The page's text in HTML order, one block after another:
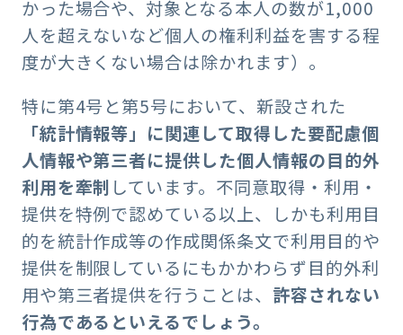
かった場合や、対象となる本人の数が1,000
人を超えないなど個人の権利利益を害する程
度が大きくない場合は除かれます）。
特に第4号と第5号において、新設された
「統計情報等」に関連して取得した要配慮個
人情報や第三者に提供した個人情報の目的外
利用を牽制 しています。不同意取得・利用・
提供を特例で認めている以上、しかも利用目
的を統計作成等の作成関係条文で利用目的や
提供を制限しているにもかかわらず目的外利
用や第三者提供を行うことは、 許容されない
行為であるといえるでしょう。